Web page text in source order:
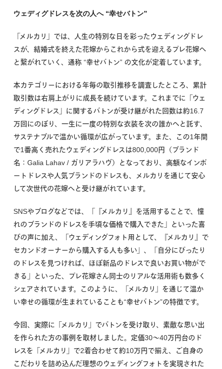
ウェディグドレスを次の人へ “幸せバトン”
「メルカリ」では、人生の特別な日を彩ったウェディングドレ
スが、結婚式を終えた花嫁からこれから式を迎えるプレ花嫁へ
と繋がれていく、通称 “幸せバトン” の文化が定着しています。
本カテゴリーにおける年毎の取引推移を調査したところ、累計
取引数は右肩上がりに成長を続けています。これまでに「ウェ
ディングドレス」に関するバトンが受け継がれた回数は約16.7
万回にのぼり、一生に一度の特別な衣装を次の誰かへと託す、
サステナブルで温かい循環が広がっています。また、この1年間
で1番高く売れたウェディングドレスは800,000円（ブランド
名：Galia Lahav / ガリアラハヴ）となっており、高額なインポ
ートドレスや人気ブランドのドレスも、メルカリを通じて安心
して次世代の花嫁へと受け継がれています。
SNSやブログなどでは、「『メルカリ』を活用することで、憧
れのブランドのドレスを手頃な価格で購入できた」といった喜
びの声に加え、「ウェディングフォト用として、『メルカリ』で
セカンドオーナーから購入する人も多い」、「自分にぴったり
のドレスを見つければ、ほぼ新品のドレスで良いお買い物がで
きる」といった、プレ花嫁さん同士のリアルな活用術も数多く
シェアされています。このように、「メルカリ」を通じて温か
い幸せの循環が生まれていることも“幸せバトン”の特徴です。
今回、実際に「メルカリ」でバトンを受け取り、素敵な思い出
を作られた方の事例を取材しました。定価30〜40万円台のド
レスを「メルカリ」で2着合わせて約10万円で揃え、ご自身の
こだわりを詰め込んだ理想のウェディングフォトを実現された